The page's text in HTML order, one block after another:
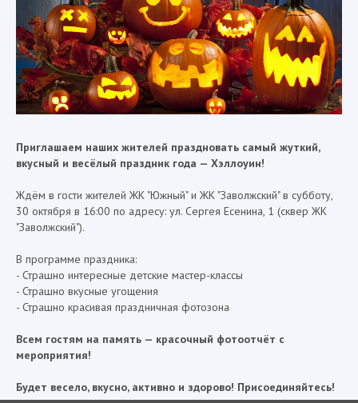
Приглашаем наших жителей праздновать самый жуткий,
вкусный и весёлый праздник года — Хэллоуин!
Ждём в гости жителей ЖК "Южный" и ЖК "Заволжский" в субботу,
30 октября в 16:00 по адресу: ул. Сергея Есенина, 1 (сквер ЖК
"Заволжский").
В программе праздника:
- Страшно интересные детские мастер-классы
- Страшно вкусные угощения
- Страшно красивая праздничная фотозона
Всем гостям на память — красочный фотоотчёт с
мероприятия!
Будет весело, вкусно, активно и здорово! Присоединяйтесь!